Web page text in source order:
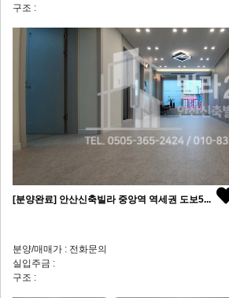
구조 :
[분양완료] 안산신축빌라 중앙역 역세권 도보5...
분양/매매가 : 전화문의
실입주금 :
구조 :